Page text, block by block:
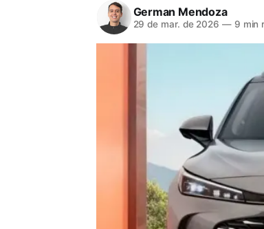
German Mendoza
29 de mar. de 2026 —9 min